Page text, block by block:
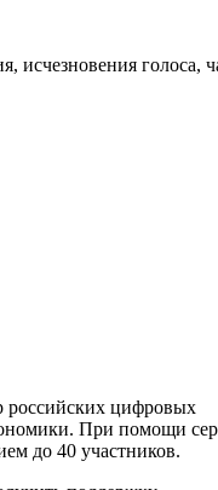
исчезновения голоса,
российских цифровых
При помощи
до 40 участников.